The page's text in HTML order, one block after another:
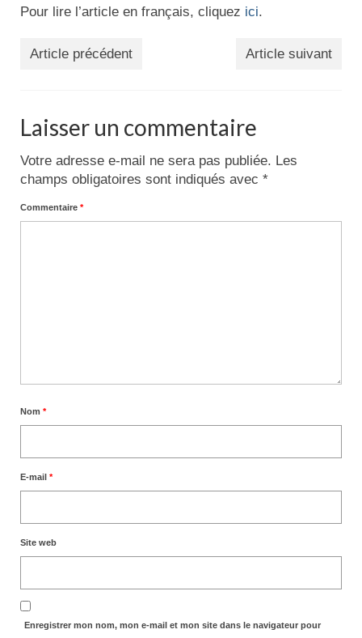
Pour lire l’article en français, cliquez ici.
Article précédent Article suivant
Laisser un commentaire
Votre adresse e-mail ne sera pas publiée. Les
champs obligatoires sont indiqués avec *
Commentaire *
Nom *
E-mail *
Site web
Enregistrer mon nom, mon e-mail et mon site dans le navigateur pour